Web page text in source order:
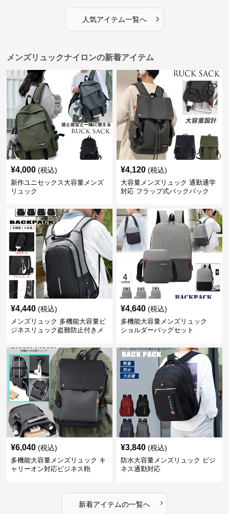
人気アイテム一覧へ ›
メンズリュックナイロンの新着アイテム
¥4,000 (税込)
新作ユニセックス大容量メンズ
リュック
¥4,120 (税込)
大容量メンズリュック 通勤通学
対応 フラップ式バックパック
¥4,440 (税込)
メンズリュック 多機能大容量ビ
ジネスリュック盗難防止付きメ
¥4,640 (税込)
多機能大容量メンズリュック
ショルダーバッグセット
¥6,040 (税込)
多機能大容量メンズリュック キ
ャリーオン対応ビジネス鞄
¥3,840 (税込)
防水大容量メンズリュック ビジ
ネス通勤対応
新着アイテムの一覧へ ›